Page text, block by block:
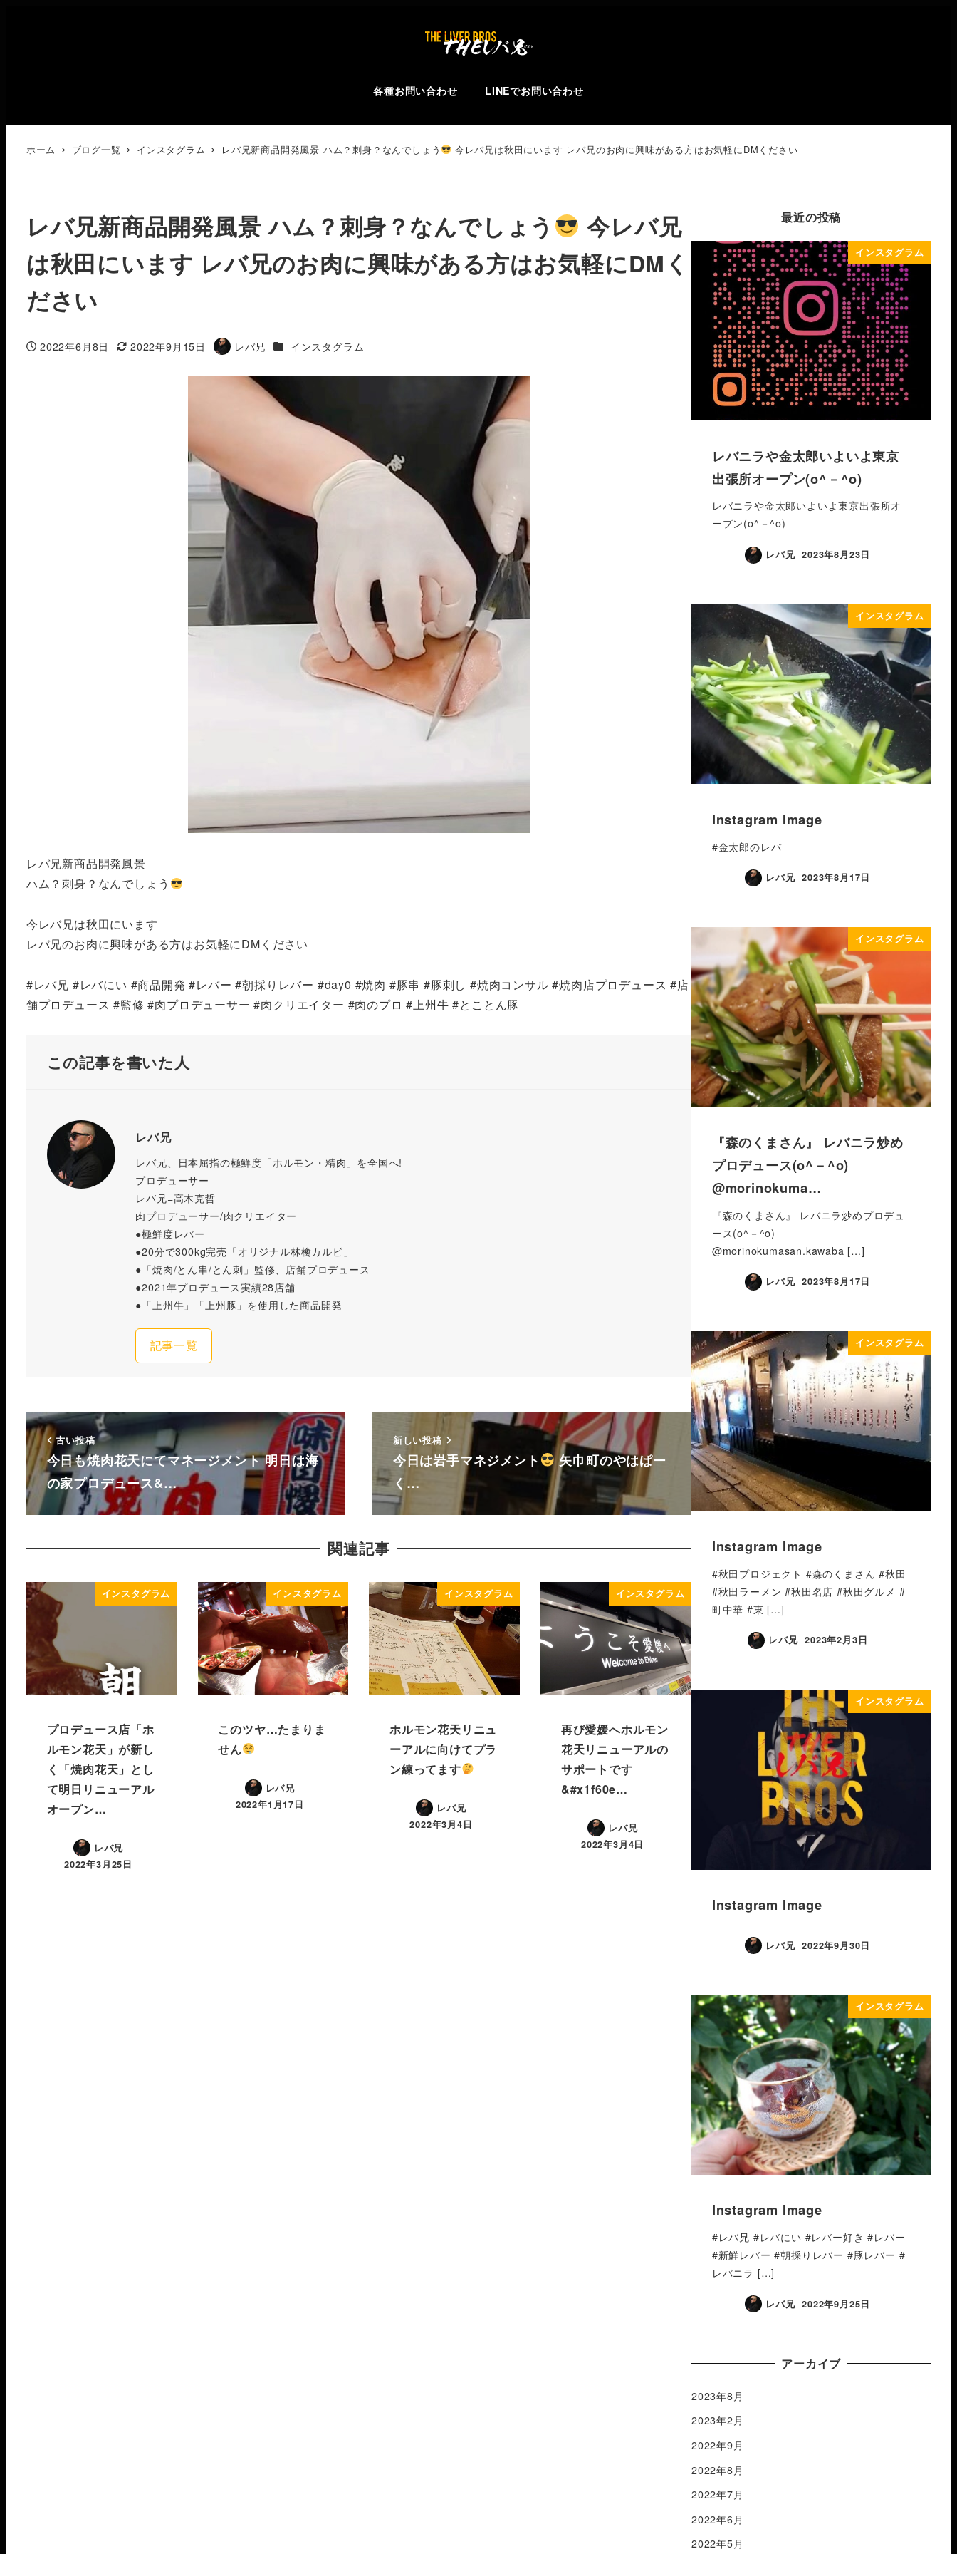
各種お問い合わせ LINEでお問い合わせ
ホーム ブログ一覧 インスタグラム レバ兄新商品開発風景 ハム？刺身？なんでしょう 今レバ兄は秋田にいます レバ兄のお肉に興味がある方はお気軽にDMください
レバ兄新商品開発風景 ハム？刺身？なんでしょう
今レバ兄
は秋田にいます レバ兄のお肉に興味がある方はお気軽にDMく
ださい
投稿日
2022年6月8日
更新日
2022年9月15日
著
レバ兄 カテゴリー
インスタグラム
レバ兄新商品開発風景
ハム？刺身？なんでしょう
今レバ兄は秋田にいます️
レバ兄のお肉に興味がある方はお気軽にDMください
#レバ兄 #レバにい #商品開発 #レバー #朝採りレバー #day0 #焼肉 #豚串 #豚刺し #焼肉コンサル #焼肉店プロデュース #店
舗プロデュース #監修 #肉プロデューサー #肉クリエイター #肉のプロ #上州牛 #とことん豚
この記事を書いた人
レバ兄
レバ兄、日本屈指の極鮮度「ホルモン・精肉」を全国へ!
プロデューサー
レバ兄=高木克哲
肉プロデューサー/肉クリエイター
●極鮮度レバー
●20分で300kg完売「オリジナル林檎カルビ」
●「焼肉/とん串/とん刺」監修、店舗プロデュース
●2021年プロデュース実績28店舗
●「上州牛」「上州豚」を使用した商品開発
記事一覧
古い投稿
今日も焼肉花天にてマネージメント 明日は海
の家プロデュース&…
新しい投稿
今日は岩手マネジメント
矢巾町のやはぱー
く…
関連記事
インスタグラム
プロデュース店「ホ
ルモン花天」が新し
く「焼肉花天」とし
て明日リニューアル
オープン…
レバ兄
2022年3月25日
インスタグラム
このツヤ…たまりま
せん
レバ兄
2022年1月17日
インスタグラム
ホルモン花天リニュ
ーアルに向けてプラ
ン練ってます
レバ兄
2022年3月4日
インスタグラム
再び愛媛へ️ホルモン
花天リニューアルの
サポートです
&#x1f60e…
レバ兄
2022年3月4日
最近の投稿
インスタグラム
レバニラや金太郎いよいよ東京
出張所オープン(o^－^o)
レバニラや金太郎いよいよ東京出張所オ
ープン(o^－^o)
レバ兄 2023年8月23日
インスタグラム
Instagram Image
#金太郎のレバ
レバ兄 2023年8月17日
インスタグラム
『森のくまさん』 レバニラ炒め
プロデュース(o^－^o)
@morinokuma…
『森のくまさん』 レバニラ炒めプロデュ
ース(o^－^o)
@morinokumasan.kawaba […]
レバ兄 2023年8月17日
インスタグラム
Instagram Image
#秋田プロジェクト #森のくまさん #秋田
#秋田ラーメン #秋田名店 #秋田グルメ #
町中華 #東 […]
レバ兄 2023年2月3日
インスタグラム
Instagram Image
レバ兄 2022年9月30日
インスタグラム
Instagram Image
#レバ兄 #レバにい #レバー好き #レバー
#新鮮レバー #朝採りレバー #豚レバー #
レバニラ […]
レバ兄 2022年9月25日
アーカイブ
2023年8月
2023年2月
2022年9月
2022年8月
2022年7月
2022年6月
2022年5月